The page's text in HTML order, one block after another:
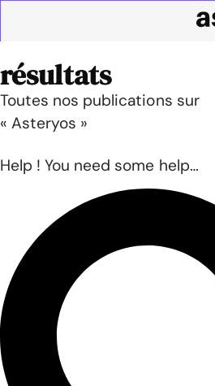
résultats
Toutes nos publications sur
« Asteryos »
Help ! You need some help…